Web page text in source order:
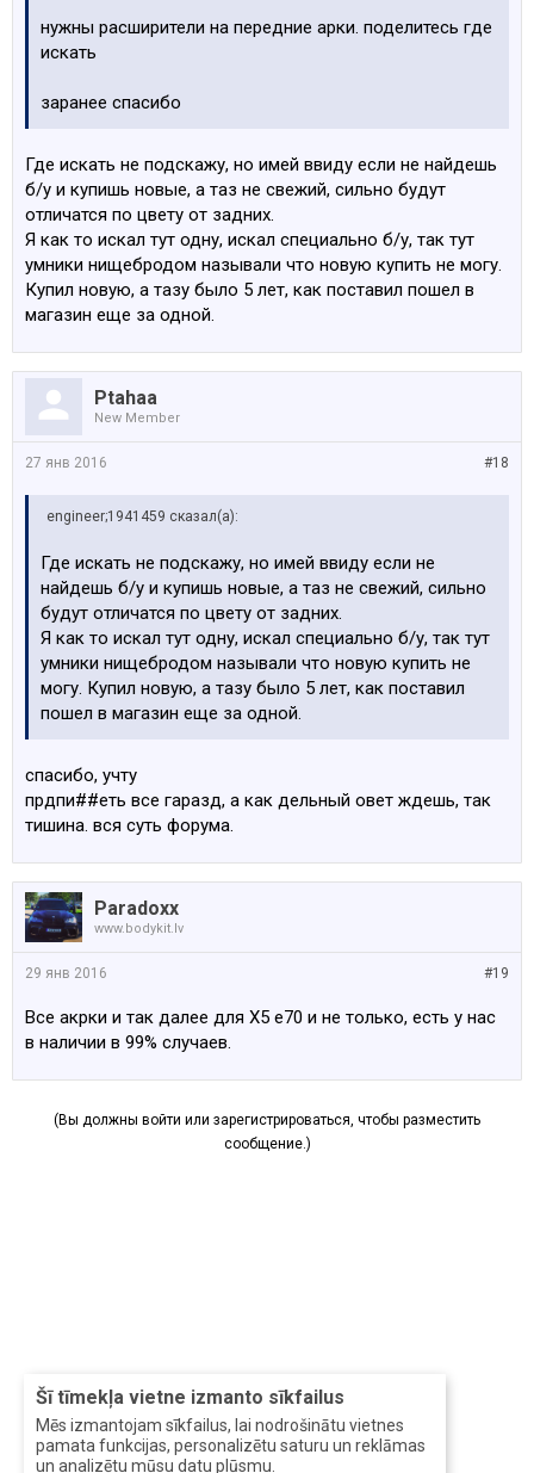
Šī tīmekļa vietne izmanto sīkfailus
Mēs izmantojam sīkfailus, lai nodrošinātu vietnes
pamata funkcijas, personalizētu saturu un reklāmas
un analizētu mūsu datu plūsmu.
нужны расширители на передние арки. поделитесь где
искать
заранее спасибо
Где искать не подскажу, но имей ввиду если не найдешь
б/у и купишь новые, а таз не свежий, сильно будут
отличатся по цвету от задних.
Я как то искал тут одну, искал специально б/у, так тут
умники нищебродом называли что новую купить не могу.
Купил новую, а тазу было 5 лет, как поставил пошел в
магазин еще за одной.
Ptahaa
New Member
#18
27 янв 2016
engineer;1941459 сказал(а):
Где искать не подскажу, но имей ввиду если не
найдешь б/у и купишь новые, а таз не свежий, сильно
будут отличатся по цвету от задних.
Я как то искал тут одну, искал специально б/у, так тут
умники нищебродом называли что новую купить не
могу. Купил новую, а тазу было 5 лет, как поставил
пошел в магазин еще за одной.
спасибо, учту
прдпи##еть все гаразд, а как дельный овет ждешь, так
тишина. вся суть форума.
Paradoxx
www.bodykit.lv
#19
29 янв 2016
Все акрки и так далее для Х5 е70 и не только, есть у нас
в наличии в 99% случаев.
(Вы должны войти или зарегистрироваться, чтобы разместить
сообщение.)